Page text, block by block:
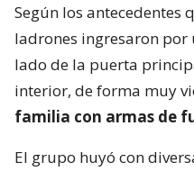
Según los antecedentes
ladrones ingresaron
lado de la puerta
interior, de forma muy
familia con armas de
El grupo huyó con